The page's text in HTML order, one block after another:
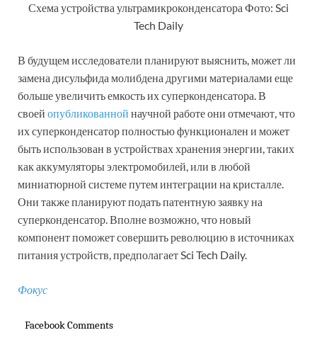
Схема устройства ультрамикроконденсатора Фото: Sci
Tech Daily
В будущем исследователи планируют выяснить, может ли
замена дисульфида молибдена другими материалами еще
больше увеличить емкость их суперконденсатора. В
своей опубликованной научной работе они отмечают, что
их суперконденсатор полностью функционален и может
быть использован в устройствах хранения энергии, таких
как аккумуляторы электромобилей, или в любой
миниатюрной системе путем интеграции на кристалле.
Они также планируют подать патентную заявку на
суперконденсатор. Вполне возможно, что новый
компонент поможет совершить революцию в источниках
питания устройств, предполагает Sci Tech Daily.
Фокус
Facebook Comments